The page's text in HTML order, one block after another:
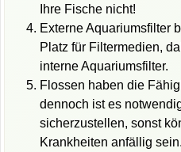
Ihre Fische nicht!
Externe Aquariumsfilter
Platz für Filtermedien,
interne Aquariumsfilter.
Flossen haben die
dennoch ist es
sicherzustellen, sonst
Krankheiten anfällig sein.